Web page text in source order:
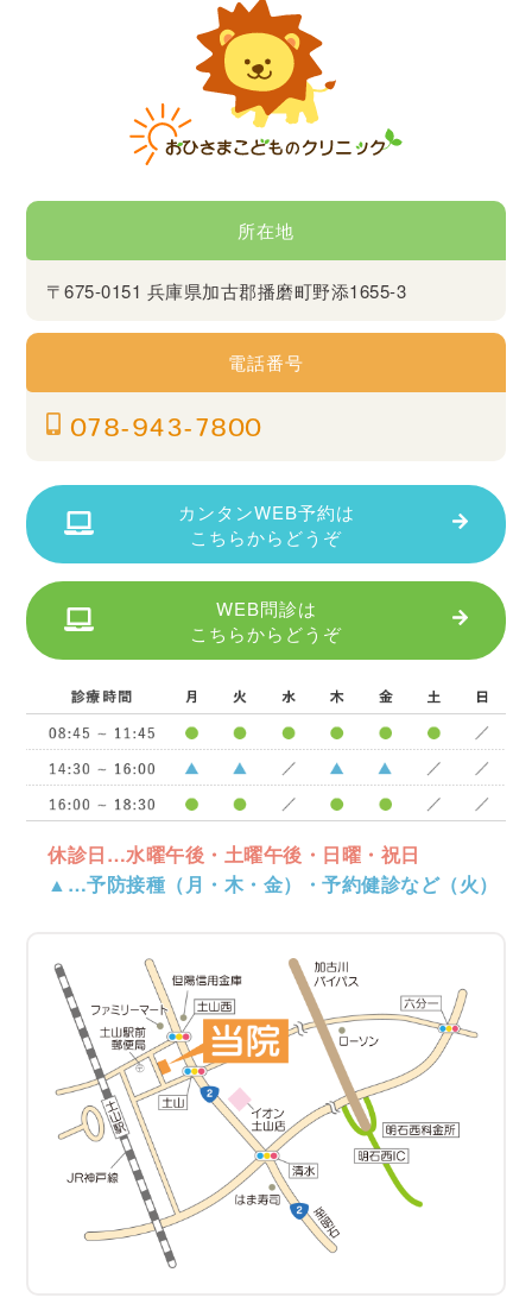
所在地
〒675-0151 兵庫県加古郡播磨町野添1655-3
電話番号
078-943-7800
カンタンWEB予約は
こちらからどうぞ
WEB問診は
こちらからどうぞ
休診日…水曜午後・土曜午後・日曜・祝日
▲…予防接種（月・木・金）・予約健診など（火）